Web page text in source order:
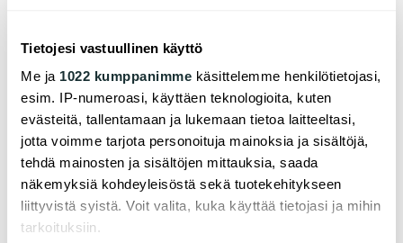
Tietojesi vastuullinen käyttö
Me ja 1022 kumppanimme käsittelemme henkilötietojasi,
esim. IP-numeroasi, käyttäen teknologioita, kuten
evästeitä, tallentamaan ja lukemaan tietoa laitteeltasi,
jotta voimme tarjota personoituja mainoksia ja sisältöjä,
tehdä mainosten ja sisältöjen mittauksia, saada
näkemyksiä kohdeyleisöstä sekä tuotekehitykseen
liittyvistä syistä. Voit valita, kuka käyttää tietojasi ja mihin
tarkoituksiin.
implementation of affordable housing across
Europe.
Lue lisää
A-Kruunu mukana
kansainvälisessä